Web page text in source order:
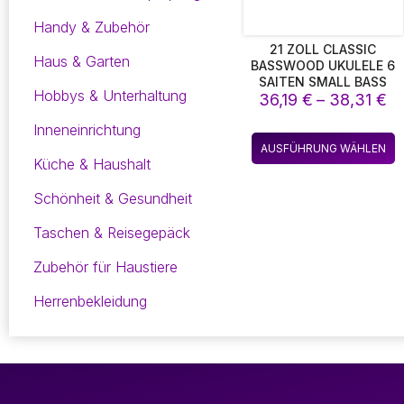
Handy & Zubehör
Haus & Garten
Hobbys & Unterhaltung
Inneneinrichtung
Küche & Haushalt
Schönheit & Gesundheit
Taschen & Reisegepäck
Zubehör für Haustiere
Herrenbekleidung
21 ZOLL CLASSIC
BASSWOOD UKULELE 6
SAITEN SMALL BASS
AKUSTIKGITARRE
MIT PLEKTREN FÜR
KINDER KINDER
36,19€ – 38,31€
bis
AUSFÜHRUNG WÄHLEN